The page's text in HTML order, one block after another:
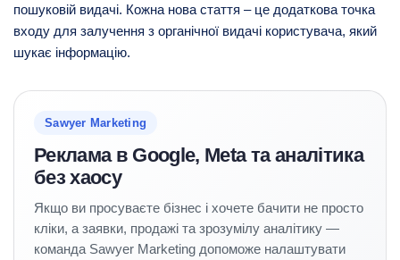
пошуковій видачі. Кожна нова стаття – це додаткова точка
входу для залучення з органічної видачі користувача, який
шукає інформацію.
Sawyer Marketing
Реклама в Google, Meta та аналітика
без хаосу
Якщо ви просуваєте бізнес і хочете бачити не просто
кліки, а заявки, продажі та зрозумілу аналітику —
команда Sawyer Marketing допоможе налаштувати